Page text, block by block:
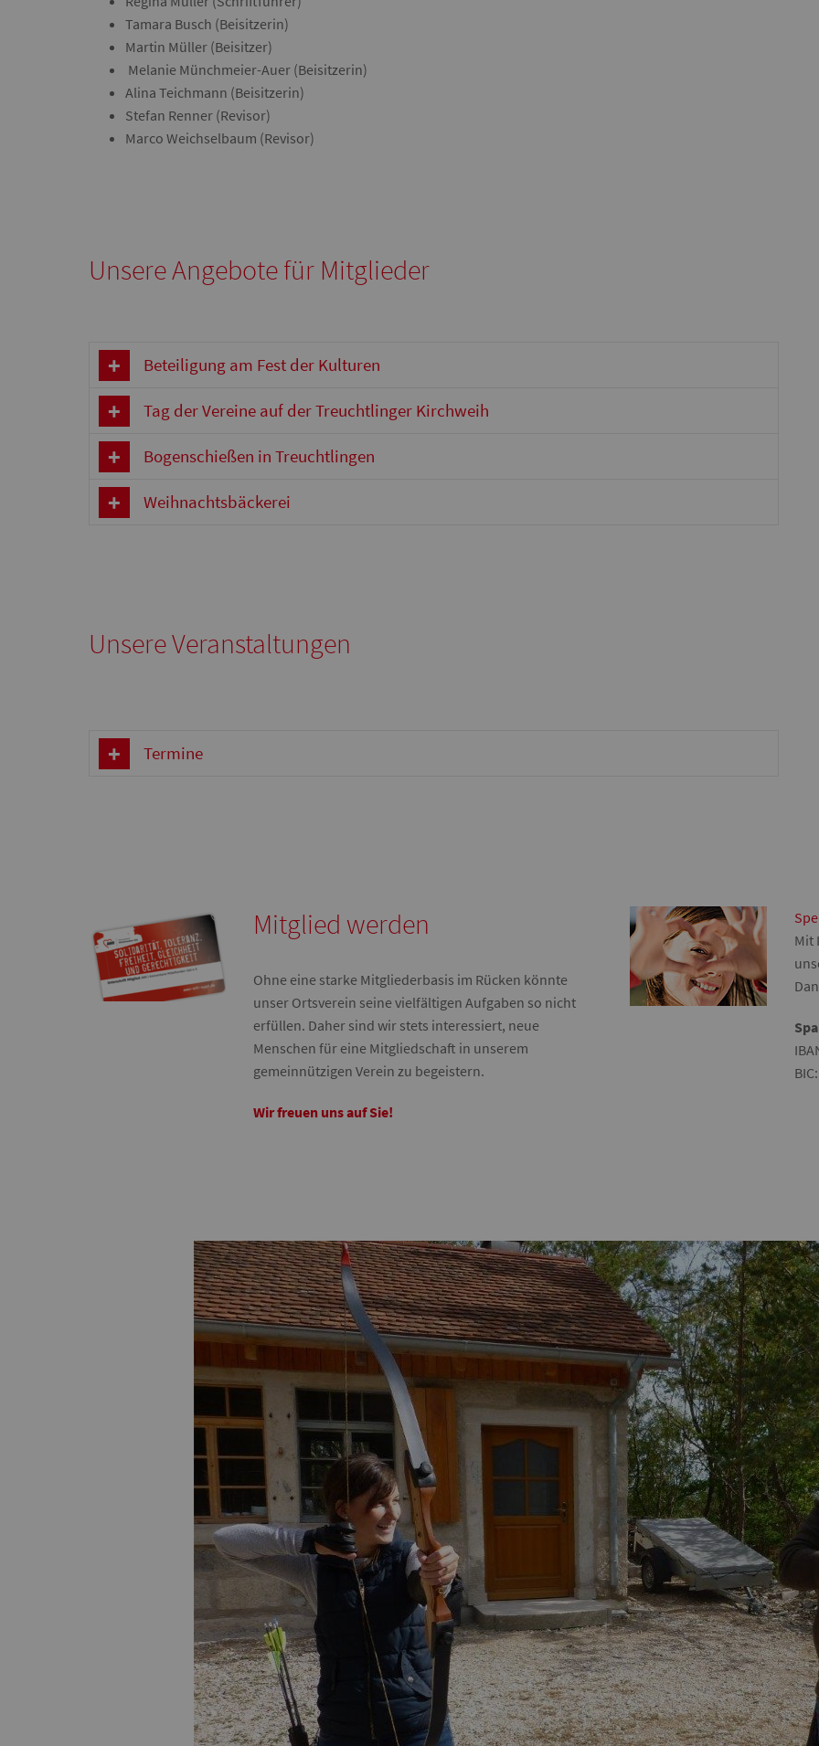
Tamara Busch (Beisitzerin)
Martin Müller (Beisitzer)
Melanie Münchmeier-Auer (Beisitzerin)
Alina Teichmann (Beisitzerin)
Stefan Renner (Revisor)
Marco Weichselbaum (Revisor)
Unsere Angebote für Mitglieder
Beteiligung am Fest der Kulturen
Tag der Vereine auf der Treuchtlinger Kirchweih
Bogenschießen in Treuchtlingen
Weihnachtsbäckerei
Unsere Veranstaltungen
Termine
Mitglied werden
Ohne eine starke Mitgliederbasis im Rücken könnte
unser Ortsverein seine vielfältigen Aufgaben so nicht
erfüllen. Daher sind wir stets interessiert, neue
Menschen für eine Mitgliedschaft in unserem
gemeinnützigen Verein zu begeistern.
Wir freuen uns auf Sie!
Mit